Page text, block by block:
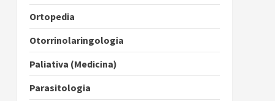
Ortopedia
Otorrinolaringologia
Paliativa (Medicina)
Parasitologia